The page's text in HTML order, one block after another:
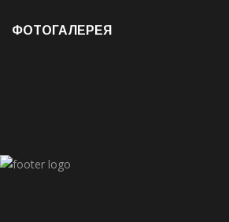
ФОТОГАЛЕРЕЯ